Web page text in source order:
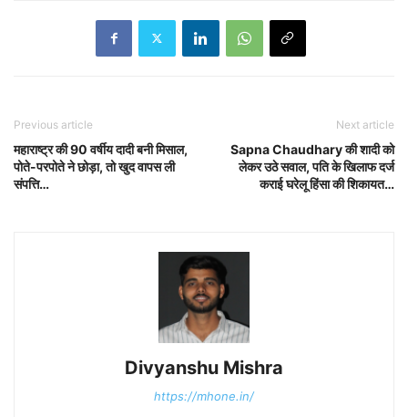
Previous article
महाराष्ट्र की 90 वर्षीय दादी बनी मिसाल,
पोते-परपोते ने छोड़ा, तो खुद वापस ली
संपत्ति…
Next article
Sapna Chaudhary की शादी को
लेकर उठे सवाल, पति के खिलाफ दर्ज
कराई घरेलू हिंसा की शिकायत…
Divyanshu Mishra
https://mhone.in/